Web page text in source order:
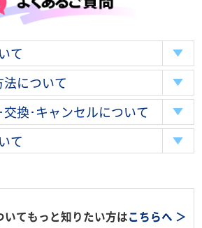
て
について
換･キャンセルについて
て
てもっと知りたい方はこちらへ ＞